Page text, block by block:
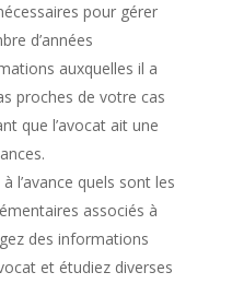
pour gérer
d’années
auxquelles il a
proches de votre cas
que l’avocat ait une
l’avance quels sont les
associés à
des informations
et étudiez diverses